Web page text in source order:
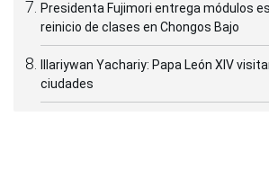
Presidenta Fujimori entrega módulos
reinicio de clases en Chongos Bajo
Illariywan Yachariy: Papa León XIV
ciudades